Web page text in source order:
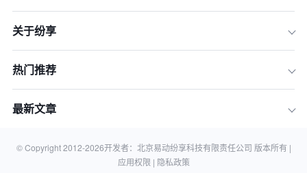
临期损耗
表”的决策升级
七、常见问题解答 (FAQ)
关于纷享
热门推荐
最新文章
© Copyright 2012-2026开发者：北京易动纷享科技有限责任公司 版本所有 |
应用权限 | 隐私政策